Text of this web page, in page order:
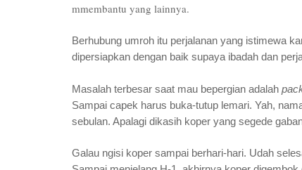
mmembantu yang lainnya.
Berhubung umroh itu perjalanan yang istimewa
dipersiapkan dengan baik supaya ibadah dan
Masalah terbesar saat mau bepergian adalah
Sampai capek harus buka-tutup lemari. Yah,
sebulan. Apalagi dikasih koper yang segede
Galau ngisi koper sampai berhari-hari. Udah